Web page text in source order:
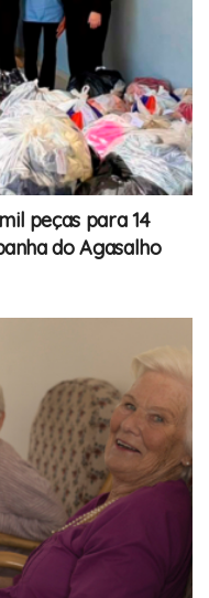
peças para 14
do Agasalho